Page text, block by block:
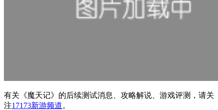
有关 《魔天记》 的后续测试消息、攻略解说、游戏评测，请关
注17173新游频道。